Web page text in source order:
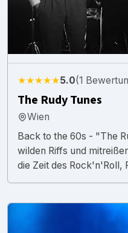
★★★★★5.0(1
The Rudy Tunes
Wien
Back to the 60s - "The
wilden Riffs und
die Zeit des Rock'n'Roll,